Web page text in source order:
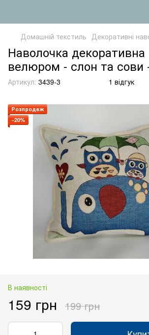
Домашній текстиль Декоративні
Наволочка декоративна
велюром - слон та сови
Артикул: 3439-3 1 відгук
Розпродаж
−20%
В наявності
159 грн 199 грн